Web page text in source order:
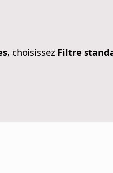
, choisissez Filtre